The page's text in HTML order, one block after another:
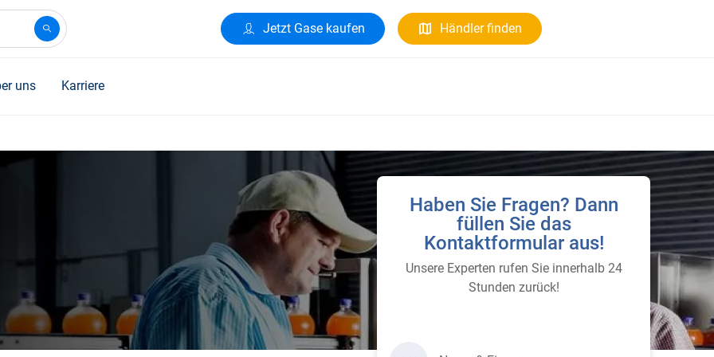
Jetzt Gase kaufen Händler finden
uns Karriere
Haben Sie Fragen? Dann
füllen Sie das
Kontaktformular aus!
Unsere Experten rufen Sie innerhalb 24
Stunden zurück!